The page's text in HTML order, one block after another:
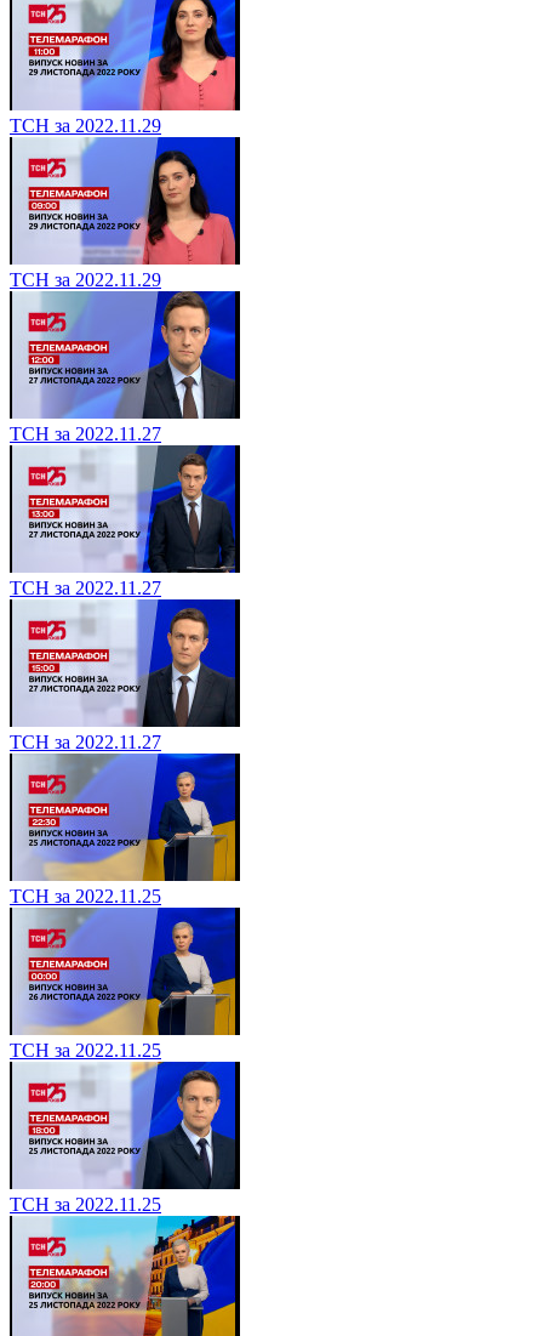
ТСН за 2022.11.29
ТСН за 2022.11.29
ТСН за 2022.11.27
ТСН за 2022.11.27
ТСН за 2022.11.27
ТСН за 2022.11.25
ТСН за 2022.11.25
ТСН за 2022.11.25